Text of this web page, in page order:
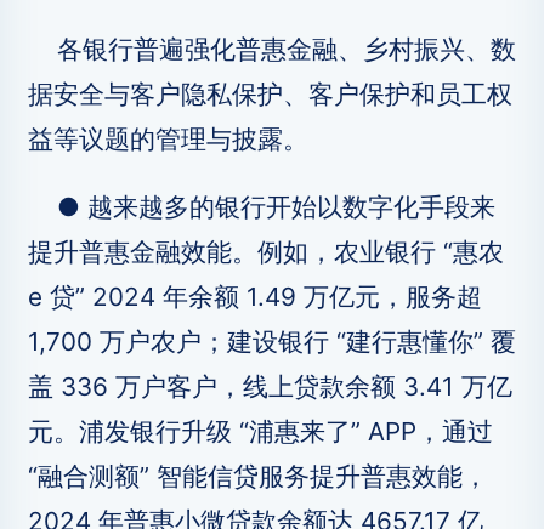
各银行普遍强化普惠金融、乡村振兴、数
据安全与客户隐私保护、客户保护和员工权
益等议题的管理与披露。
● 越来越多的银行开始以数字化手段来
提升普惠金融效能。例如，农业银行 “惠农
e 贷” 2024 年余额 1.49 万亿元，服务超
1,700 万户农户；建设银行 “建行惠懂你” 覆
盖 336 万户客户，线上贷款余额 3.41 万亿
元。浦发银行升级 “浦惠来了” APP，通过
“融合测额” 智能信贷服务提升普惠效能，
2024 年普惠小微贷款余额达 4657.17 亿